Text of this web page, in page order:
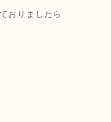
おりましたら